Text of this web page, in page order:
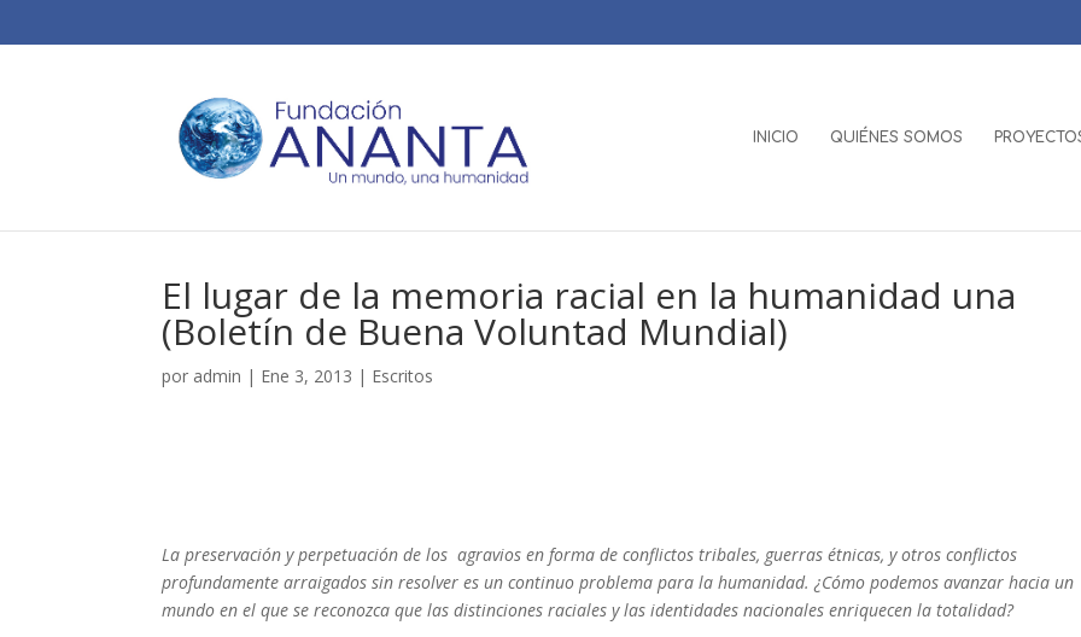
INICIO QUIÉNES SOMOS
El lugar de la memoria racial en la humanidad una
(Boletín de Buena Voluntad Mundial)
por admin | Ene 3, 2013 | Escritos
La preservación y perpetuación de los agravios en forma de conflictos tribales, guerras étnicas, y otros conflictos
profundamente arraigados sin resolver es un continuo problema para la humanidad. ¿Cómo podemos avanzar hacia un
mundo en el que se reconozca que las distinciones raciales y las identidades nacionales enriquecen la totalidad?